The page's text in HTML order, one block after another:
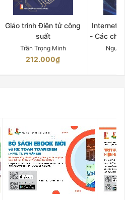
Giáo trình Điện tử công
suất
Trần Trọng Minh
212.000₫
Internet
- Các